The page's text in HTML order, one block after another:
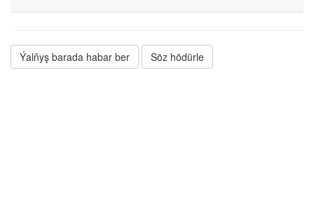
Ýalňyş barada habar ber Söz hödürle